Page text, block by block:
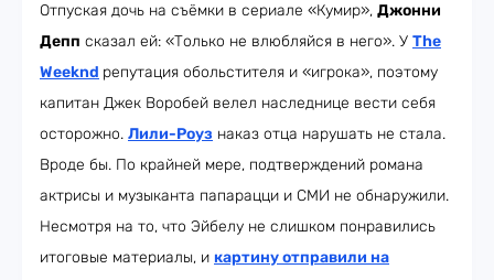
Отпуская дочь на съёмки в сериале «Кумир», Джонни
Депп сказал ей: «Только не влюбляйся в него». У The
Weeknd репутация обольстителя и «игрока», поэтому
капитан Джек Воробей велел наследнице вести себя
осторожно. Лили-Роуз наказ отца нарушать не стала.
Вроде бы. По крайней мере, подтверждений романа
актрисы и музыканта папарацци и СМИ не обнаружили.
Несмотря на то, что Эйбелу не слишком понравились
итоговые материалы, и картину отправили на